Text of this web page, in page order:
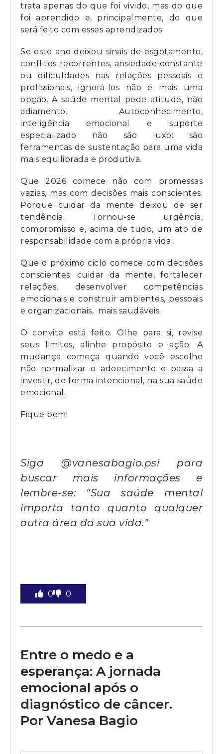
trata apenas do que foi vivido, mas do que
foi aprendido e, principalmente, do que
será feito com esses aprendizados.
Se este ano deixou sinais de esgotamento,
conflitos recorrentes, ansiedade constante
ou dificuldades nas relações pessoais e
profissionais, ignorá-los não é mais uma
opção. A saúde mental pede atitude, não
adiamento. Autoconhecimento,
inteligência emocional e suporte
especializado não são luxo: são
ferramentas de sustentação para uma vida
mais equilibrada e produtiva.
Que 2026 comece não com promessas
vazias, mas com decisões mais conscientes.
Porque cuidar da mente deixou de ser
tendência. Tornou-se urgência,
compromisso e, acima de tudo, um ato de
responsabilidade com a própria vida.
Que o próximo ciclo comece com decisões
conscientes: cuidar da mente, fortalecer
relações, desenvolver competências
emocionais e construir ambientes, pessoais
e organizacionais, mais saudáveis.
O convite está feito. Olhe para si, revise
seus limites, alinhe propósito e ação. A
mudança começa quando você escolhe
não normalizar o adoecimento e passa a
investir, de forma intencional, na sua saúde
emocional.
Fique bem!
Siga @vanesabagio.psipara
buscar mais informações e
lembre-se: “Sua saúde mental
importa tanto quanto qualquer
outra área da sua vida.”
0 0
Entre o medo e a
esperança: A jornada
emocional após o
diagnóstico de câncer.
Por Vanesa Bagio